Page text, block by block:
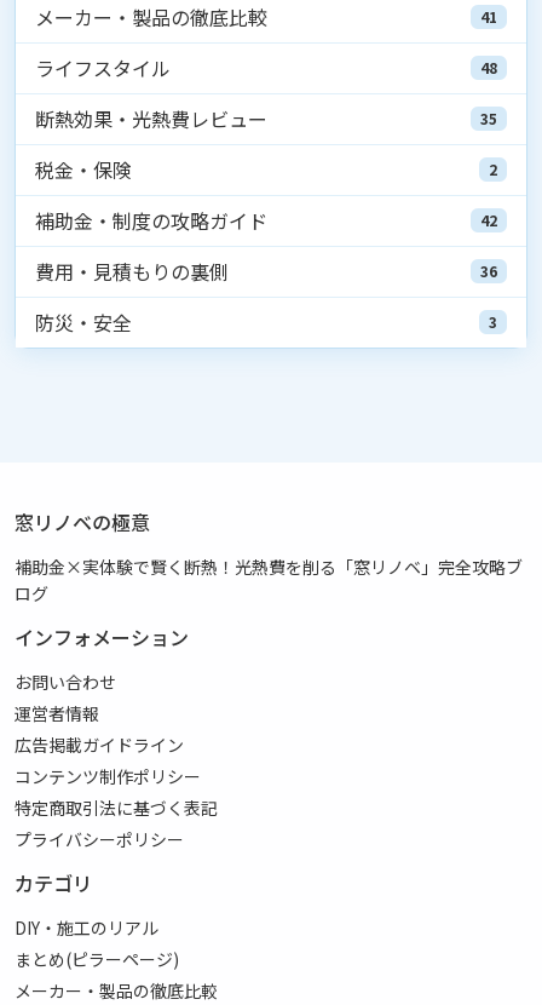
メーカー・製品の徹底比較 41
ライフスタイル 48
断熱効果・光熱費レビュー 35
税金・保険 2
補助金・制度の攻略ガイド 42
費用・見積もりの裏側 36
防災・安全 3
窓リノベの極意
補助金×実体験で賢く断熱！光熱費を削る「窓リノベ」完全攻略ブ
ログ
インフォメーション
お問い合わせ
運営者情報
広告掲載ガイドライン
コンテンツ制作ポリシー
特定商取引法に基づく表記
プライバシーポリシー
カテゴリ
DIY・施工のリアル
まとめ(ピラーページ)
メーカー・製品の徹底比較